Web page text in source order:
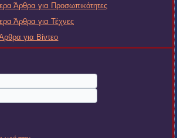
Άρθρα για Προσωπικότητες
Άρθρα για Τέχνες
για Βίντεο